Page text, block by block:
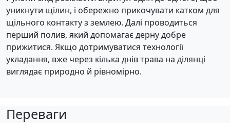
уникнути щілин, і обережно прикочувати катком для
щільного контакту з землею. Далі проводиться
перший полив, який допомагає дерну добре
прижитися. Якщо дотримуватися технології
укладання, вже через кілька днів трава на ділянці
виглядає природно й рівномірно.
Переваги